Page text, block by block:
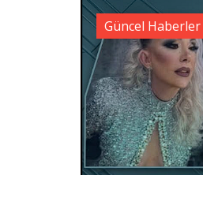
Güncel Haberler